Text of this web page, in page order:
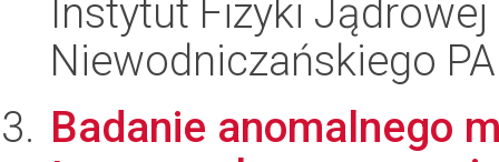
Instytut Fizyki
Niewodniczańskiego
Badanie anomalnego